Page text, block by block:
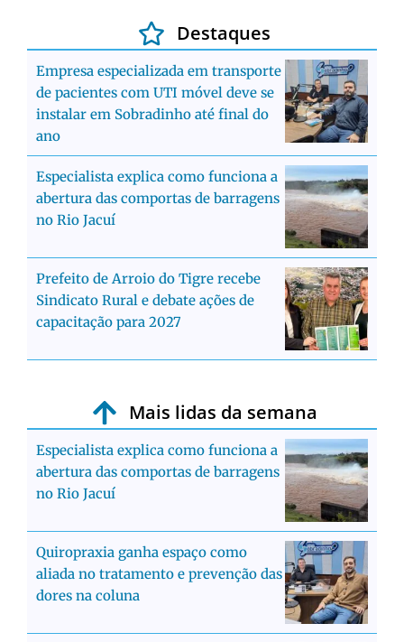
Destaques
Empresa especializada em transporte
de pacientes com UTI móvel deve se
instalar em Sobradinho até final do
ano
Especialista explica como funciona a
abertura das comportas de barragens
no Rio Jacuí
Prefeito de Arroio do Tigre recebe
Sindicato Rural e debate ações de
capacitação para 2027
Mais lidas da semana
Especialista explica como funciona a
abertura das comportas de barragens
no Rio Jacuí
Quiropraxia ganha espaço como
aliada no tratamento e prevenção das
dores na coluna